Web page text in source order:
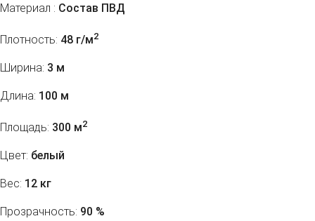
Материал : Состав ПВД
Плотность: 48 г/м2
Ширина: 3 м
Длина: 100 м
Площадь: 300 м2
Цвет: белый
Вес: 12 кг
Прозрачность: 90 %